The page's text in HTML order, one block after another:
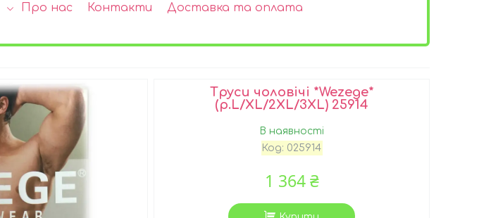
Про нас Контакти
Доставка та оплата
Труси чоловічі *Wezege*
(р.L/XL/2XL/3XL) 25914
В наявності
Код: 025914
1 364 ₴